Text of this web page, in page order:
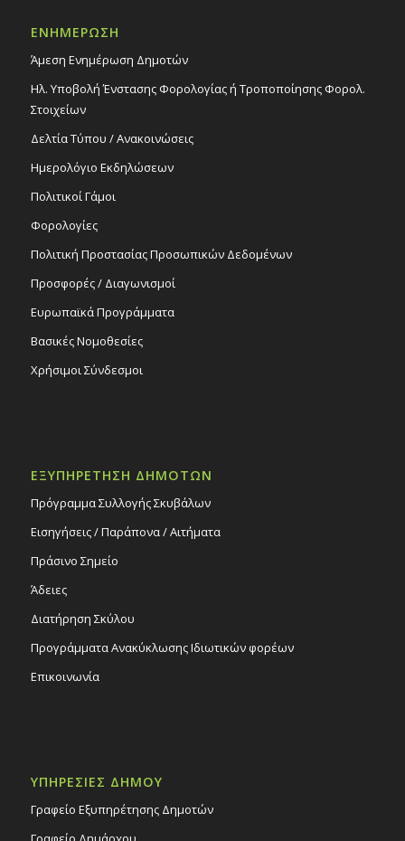
ΕΝΗΜΕΡΩΣΗ
Άμεση Ενημέρωση Δημοτών
Ηλ. Υποβολή Ένστασης Φορολογίας ή Τροποποίησης Φορολ.
Στοιχείων
Δελτία Τύπου / Ανακοινώσεις
Ημερολόγιο Εκδηλώσεων
Πολιτικοί Γάμοι
Φορολογίες
Πολιτική Προστασίας Προσωπικών Δεδομένων
Προσφορές / Διαγωνισμοί
Ευρωπαϊκά Προγράμματα
Βασικές Νομοθεσίες
Χρήσιμοι Σύνδεσμοι
ΕΞΥΠΗΡΕΤΗΣΗ ΔΗΜΟΤΩΝ
Πρόγραμμα Συλλογής Σκυβάλων
Εισηγήσεις / Παράπονα / Αιτήματα
Πράσινο Σημείο
Άδειες
Διατήρηση Σκύλου
Προγράμματα Ανακύκλωσης Ιδιωτικών φορέων
Επικοινωνία
ΥΠΗΡΕΣΙΕΣ ΔΗΜΟΥ
Γραφείο Εξυπηρέτησης Δημοτών